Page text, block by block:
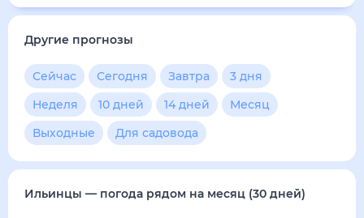
Другие прогнозы
Сейчас Сегодня Завтра
3 дня
Неделя
10 дней 14 дней
Месяц
Выходные
Для садовода
Ильинцы — погода рядом на месяц (30 дней)